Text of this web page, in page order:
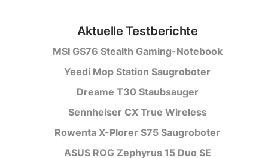
Aktuelle Testberichte
MSI GS76 Stealth Gaming-Notebook
Yeedi Mop Station Saugroboter
Dreame T30 Staubsauger
Sennheiser CX True Wireless
Rowenta X-Plorer S75 Saugroboter
ASUS ROG Zephyrus 15 Duo SE